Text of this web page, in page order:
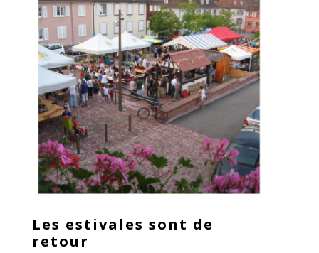
Les estivales sont de
retour